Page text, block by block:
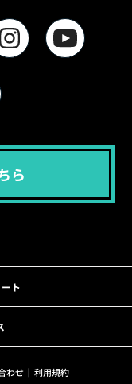
ら
ト
わせ
利用規約